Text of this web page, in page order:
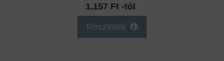
1.157 Ft -tól
Részletek